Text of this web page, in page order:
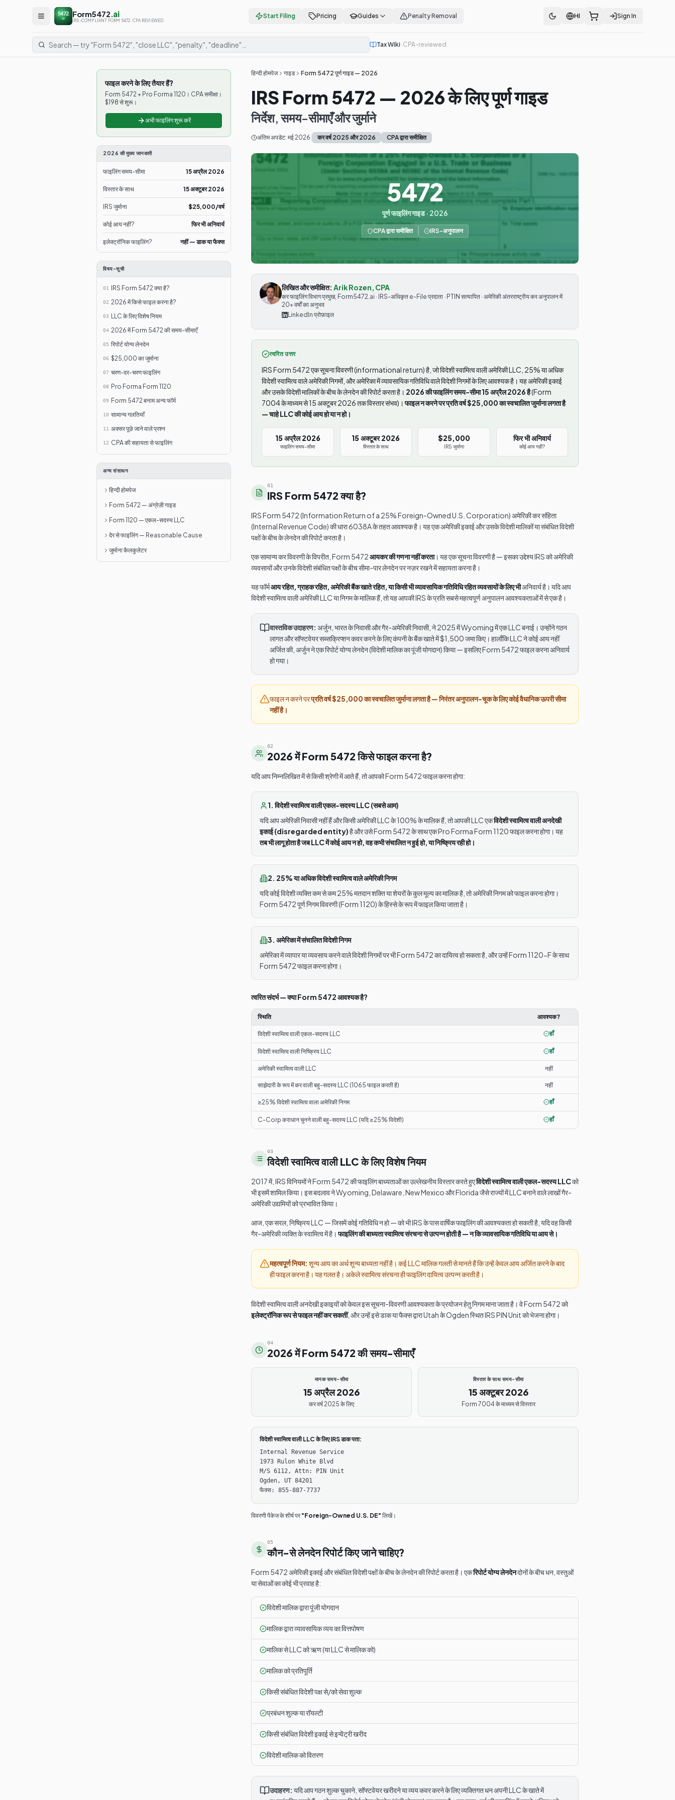
5472
ai Form5472.ai
IRS-COMPLIANT FORM 5472. CPA REVIEWED.
Start Filing Pricing Guides Penalty Removal HI Sign In
Tax Wiki· CPA-reviewed
फाइल करने के लिए तैयार हैं?
Form 5472 + Pro Forma 1120। CPA समीक्षा।
$198 से शुरू।
अभी फाइलिंग शुरू करें
2026 की मुख्य जानकारी
फाइलिंग समय-सीमा 15 अप्रैल 2026
विस्तार के साथ 15 अक्टूबर 2026
IRS जुर्माना $25,000/वर्ष
कोई आय नहीं? फिर भी अनिवार्य
इलेक्ट्रॉनिक फाइलिंग? नहीं — डाक या फैक्स
विषय-सूची
01 IRS Form 5472 क्या है?
02 2026 में किसे फाइल करना है?
03 LLC के लिए विशेष नियम
04 2026 में Form 5472 की समय-सीमाएँ
05 रिपोर्ट योग्य लेनदेन
06 $25,000 का जुर्माना
07 चरण-दर-चरण फाइलिंग
08 Pro Forma Form 1120
09 Form 5472 बनाम अन्य फॉर्म
10 सामान्य गलतियाँ
11 अक्सर पूछे जाने वाले प्रश्न
12 CPA की सहायता से फाइलिंग
अन्य संसाधन
हिन्दी होमपेज
Form 5472 — अंग्रेज़ी गाइड
Form 1120 — एकल-सदस्य LLC
देर से फाइलिंग — Reasonable Cause
जुर्माना कैलकुलेटर
हिन्दी होमपेज गाइड Form 5472 पूर्ण गाइड — 2026
IRS Form 5472 — 2026 के लिए पूर्ण गाइड
निर्देश, समय-सीमाएँ और जुर्माने
अंतिम अपडेट: मई 2026 कर वर्ष 2025 और 2026 CPA द्वारा समीक्षित
5472
पूर्ण फाइलिंग गाइड · 2026
CPA द्वारा समीक्षित IRS-अनुपालन
लिखित और समीक्षित: Arik Rozen, CPA
कर फाइलिंग विभाग प्रमुख, Form5472.ai · IRS-अधिकृत e-File प्रदाता · PTIN सत्यापित · अमेरिकी अंतरराष्ट्रीय कर अनुपालन में
20+ वर्षों का अनुभव
LinkedIn प्रोफ़ाइल
त्वरित उत्तर
IRS Form 5472 एक सूचना विवरणी (informational return) है, जो विदेशी स्वामित्व वाली अमेरिकी LLC, 25% या अधिक
विदेशी स्वामित्व वाले अमेरिकी निगमों, और अमेरिका में व्यावसायिक गतिविधि वाले विदेशी निगमों के लिए आवश्यक है। यह अमेरिकी इकाई
और उसके विदेशी मालिकों के बीच के लेनदेन की रिपोर्ट करता है। 2026 की फाइलिंग समय-सीमा 15 अप्रैल 2026 है(Form
7004 के माध्यम से 15 अक्टूबर 2026 तक विस्तार संभव)।फाइल न करने पर प्रति वर्ष $25,000 का स्वचालित जुर्माना लगता है
— चाहे LLC की कोई आय हो या न हो।
15 अप्रैल 2026
फाइलिंग समय-सीमा
15 अक्टूबर 2026
विस्तार के साथ
$25,000
IRS जुर्माना
फिर भी अनिवार्य
कोई आय नहीं?
01
IRS Form 5472 क्या है?
IRS Form 5472 (Information Return of a 25% Foreign-Owned U.S. Corporation) अमेरिकी कर संहिता
(Internal Revenue Code) की धारा 6038A के तहत आवश्यक है। यह एक अमेरिकी इकाई और उसके विदेशी मालिकों या संबंधित विदेशी
पक्षों के बीच के लेनदेन की रिपोर्ट करता है।
एक सामान्य कर विवरणी के विपरीत, Form 5472आयकर की गणना नहीं करता। यह एक सूचना विवरणी है — इसका उद्देश्य IRS को अमेरिकी
व्यवसायों और उनके विदेशी संबंधित पक्षों के बीच सीमा-पार लेनदेन पर नज़र रखने में सहायता करना है।
यह फॉर्मआय रहित, ग्राहक रहित, अमेरिकी बैंक खाते रहित, या किसी भी व्यावसायिक गतिविधि रहित व्यवसायों के लिए भीअनिवार्य है। यदि आप
विदेशी स्वामित्व वाली अमेरिकी LLC या निगम के मालिक हैं, तो यह आपकी IRS के प्रति सबसे महत्वपूर्ण अनुपालन आवश्यकताओं में से एक है।
वास्तविक उदाहरण: अर्जुन, भारत के निवासी और गैर-अमेरिकी निवासी, ने 2025 में Wyoming में एक LLC बनाई। उन्होंने गठन
लागत और सॉफ्टवेयर सब्सक्रिप्शन कवर करने के लिए कंपनी के बैंक खाते में $1,500 जमा किए। हालाँकि LLC ने कोई आय नहीं
अर्जित की, अर्जुन ने एक रिपोर्ट योग्य लेनदेन (विदेशी मालिक का पूंजी योगदान) किया — इसलिए Form 5472 फाइल करना अनिवार्य
हो गया।
फाइल न करने परप्रति वर्ष $25,000 का स्वचालित जुर्माना लगता है — निरंतर अनुपालन-चूक के लिए कोई वैधानिक ऊपरी सीमा
नहीं है।
02
2026 में Form 5472 किसे फाइल करना है?
यदि आप निम्नलिखित में से किसी श्रेणी में आते हैं, तो आपको Form 5472 फाइल करना होगा:
1. विदेशी स्वामित्व वाली एकल-सदस्य LLC (सबसे आम)
यदि आप अमेरिकी निवासी नहीं हैं और किसी अमेरिकी LLC के 100% के मालिक हैं, तो आपकी LLC एकविदेशी स्वामित्व वाली अनदेखी
इकाई (disregarded entity)है और उसे Form 5472 के साथ एक Pro Forma Form 1120 फाइल करना होगा। यह
तब भी लागू होता है जब LLC में कोई आय न हो, वह कभी संचालित न हुई हो, या निष्क्रिय रही हो।
2. 25% या अधिक विदेशी स्वामित्व वाले अमेरिकी निगम
यदि कोई विदेशी व्यक्ति कम से कम 25% मतदान शक्ति या शेयरों के कुल मूल्य का मालिक है, तो अमेरिकी निगम को फाइल करना होगा।
Form 5472 पूर्ण निगम विवरणी (Form 1120) के हिस्से के रूप में फाइल किया जाता है।
3. अमेरिका में संचालित विदेशी निगम
अमेरिका में व्यापार या व्यवसाय करने वाले विदेशी निगमों पर भी Form 5472 का दायित्व हो सकता है, और उन्हें Form 1120-F के साथ
Form 5472 फाइल करना होगा।
त्वरित संदर्भ — क्या Form 5472 आवश्यक है?
स्थिति आवश्यक?
विदेशी स्वामित्व वाली एकल-सदस्य LLC हाँ
विदेशी स्वामित्व वाली निष्क्रिय LLC हाँ
अमेरिकी स्वामित्व वाली LLC नहीं
साझेदारी के रूप में कर वाली बहु-सदस्य LLC (1065 फाइल करती है) नहीं
≥25% विदेशी स्वामित्व वाला अमेरिकी निगम हाँ
C-Corp कराधान चुनने वाली बहु-सदस्य LLC (यदि ≥25% विदेशी) हाँ
03
विदेशी स्वामित्व वाली LLC के लिए विशेष नियम
2017 में, IRS विनियमों ने Form 5472 की फाइलिंग बाध्यताओं का उल्लेखनीय विस्तार करते हुएविदेशी स्वामित्व वाली एकल-सदस्य LLCको
भी इसमें शामिल किया। इस बदलाव ने Wyoming, Delaware, New Mexico और Florida जैसे राज्यों में LLC बनाने वाले लाखों गैर-
अमेरिकी उद्यमियों को प्रभावित किया।
आज, एक सरल, निष्क्रिय LLC — जिसमें कोई गतिविधि न हो — को भी IRS के पास वार्षिक फाइलिंग की आवश्यकता हो सकती है, यदि वह किसी
गैर-अमेरिकी व्यक्ति के स्वामित्व में है।फाइलिंग की बाध्यता स्वामित्व संरचना से उत्पन्न होती है — न कि व्यावसायिक गतिविधि या आय से।
महत्वपूर्ण नियम: शून्य आय का अर्थ शून्य बाध्यता नहीं है। कई LLC मालिक गलती से मानते हैं कि उन्हें केवल आय अर्जित करने के बाद
ही फाइल करना है। यह गलत है। अकेले स्वामित्व संरचना ही फाइलिंग दायित्व उत्पन्न करती है।
विदेशी स्वामित्व वाली अनदेखी इकाइयों को केवल इस सूचना-विवरणी आवश्यकता के प्रयोजन हेतु निगम माना जाता है। वे Form 5472 को
इलेक्ट्रॉनिक रूप से फाइल नहीं कर सकतीं, और उन्हें इसे डाक या फैक्स द्वारा Utah के Ogden स्थित IRS PIN Unit को भेजना होगा।
04
2026 में Form 5472 की समय-सीमाएँ
मानक समय-सीमा
15 अप्रैल 2026
कर वर्ष 2025 के लिए
विस्तार के साथ समय-सीमा
15 अक्टूबर 2026
Form 7004 के माध्यम से विस्तार
विदेशी स्वामित्व वाली LLC के लिए IRS डाक पता:
Internal Revenue Service
1973 Rulon White Blvd
M/S 6112, Attn: PIN Unit
Ogden, UT 84201
फैक्स: 855-887-7737
विवरणी पैकेज के शीर्ष पर"Foreign-Owned U.S. DE" लिखें।
05
कौन-से लेनदेन रिपोर्ट किए जाने चाहिए?
Form 5472 अमेरिकी इकाई और संबंधित विदेशी पक्षों के बीच के लेनदेन की रिपोर्ट करता है। एकरिपोर्ट योग्य लेनदेनदोनों के बीच धन, वस्तुओं
या सेवाओं का कोई भी प्रवाह है:
विदेशी मालिक द्वारा पूंजी योगदान
मालिक द्वारा व्यावसायिक व्यय का वित्तपोषण
मालिक से LLC को ऋण (या LLC से मालिक को)
मालिक को प्रतिपूर्ति
किसी संबंधित विदेशी पक्ष से/को सेवा शुल्क
प्रबंधन शुल्क या रॉयल्टी
किसी संबंधित विदेशी इकाई से इन्वेंट्री खरीद
विदेशी मालिक को वितरण
उदाहरण: यदि आप गठन शुल्क चुकाने, सॉफ्टवेयर खरीदने या व्यय कवर करने के लिए व्यक्तिगत धन अपनी LLC के खाते में